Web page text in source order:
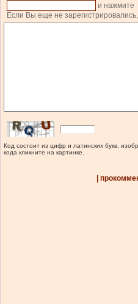
и нажмите
Если Вы еще не
Код состоит из цифр и латинских букв,
кода кликните на картинке.
|